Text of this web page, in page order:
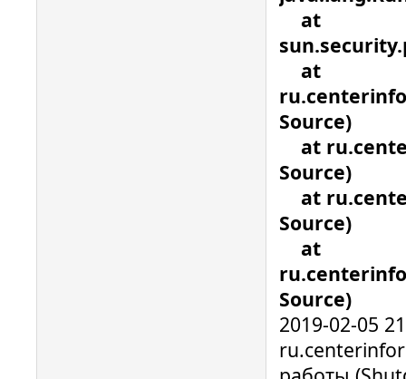
at
at
Source)
at
Source)
at
Source)
at
Source)
2019-02-05